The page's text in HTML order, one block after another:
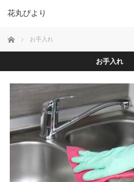
花丸びより
ホーム お手入れ
お手入れ